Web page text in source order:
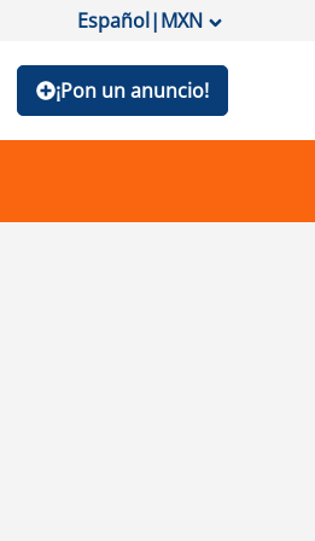
Español|MXN
¡Pon un anuncio!